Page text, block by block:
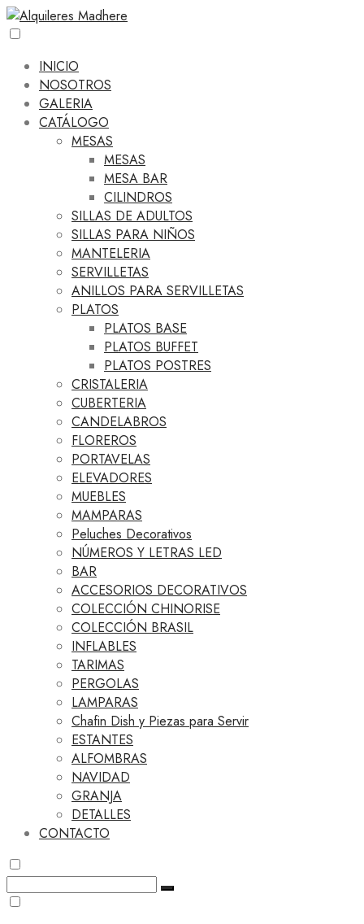
INICIO
NOSOTROS
GALERIA
CATÁLOGO
MESAS
MESAS
MESA BAR
CILINDROS
SILLAS DE ADULTOS
SILLAS PARA NIÑOS
MANTELERIA
SERVILLETAS
ANILLOS PARA SERVILLETAS
PLATOS
PLATOS BASE
PLATOS BUFFET
PLATOS POSTRES
CRISTALERIA
CUBERTERIA
CANDELABROS
FLOREROS
PORTAVELAS
ELEVADORES
MUEBLES
MAMPARAS
Peluches Decorativos
NÚMEROS Y LETRAS LED
BAR
ACCESORIOS DECORATIVOS
COLECCIÓN CHINORISE
COLECCIÓN BRASIL
INFLABLES
TARIMAS
PERGOLAS
LAMPARAS
Chafin Dish y Piezas para Servir
ESTANTES
ALFOMBRAS
NAVIDAD
GRANJA
DETALLES
CONTACTO